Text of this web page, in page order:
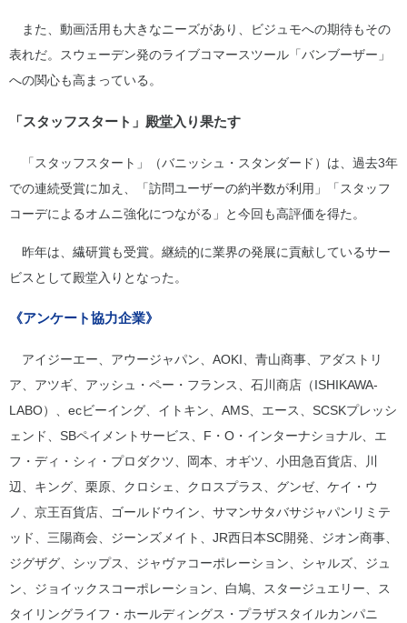
また、動画活用も大きなニーズがあり、ビジュモへの期待もその
表れだ。スウェーデン発のライブコマースツール「バンブーザー」
への関心も高まっている。
「スタッフスタート」殿堂入り果たす
「スタッフスタート」（バニッシュ・スタンダード）は、過去3年
での連続受賞に加え、「訪問ユーザーの約半数が利用」「スタッフ
コーデによるオムニ強化につながる」と今回も高評価を得た。
昨年は、繊研賞も受賞。継続的に業界の発展に貢献しているサー
ビスとして殿堂入りとなった。
《アンケート協力企業》
アイジーエー、アウージャパン、AOKI、青山商事、アダストリ
ア、アツギ、アッシュ・ペー・フランス、石川商店（ISHIKAWA-
LABO）、ecビーイング、イトキン、AMS、エース、SCSKプレッシ
ェンド、SBペイメントサービス、F・O・インターナショナル、エ
フ・ディ・シィ・プロダクツ、岡本、オギツ、小田急百貨店、川
辺、キング、栗原、クロシェ、クロスプラス、グンゼ、ケイ・ウ
ノ、京王百貨店、ゴールドウイン、サマンサタバサジャパンリミテ
ッド、三陽商会、ジーンズメイト、JR西日本SC開発、ジオン商事、
ジグザグ、シップス、ジャヴァコーポレーション、シャルズ、ジュ
ン、ジョイックスコーポレーション、白鳩、スタージュエリー、ス
タイリングライフ・ホールディングス・プラザスタイルカンパニ